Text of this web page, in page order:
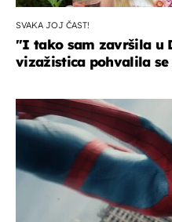
SVAKA JOJ ČAST!
"I tako sam završila u
vizažistica pohvalila